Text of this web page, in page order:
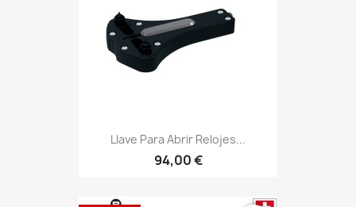
Llave Para Abrir Relojes...
94,00 €